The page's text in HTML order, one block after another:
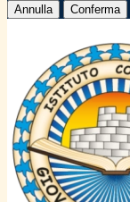
Annulla Conferma